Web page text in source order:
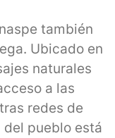
también
Ubicado en
naturales
a las
redes de
pueblo está